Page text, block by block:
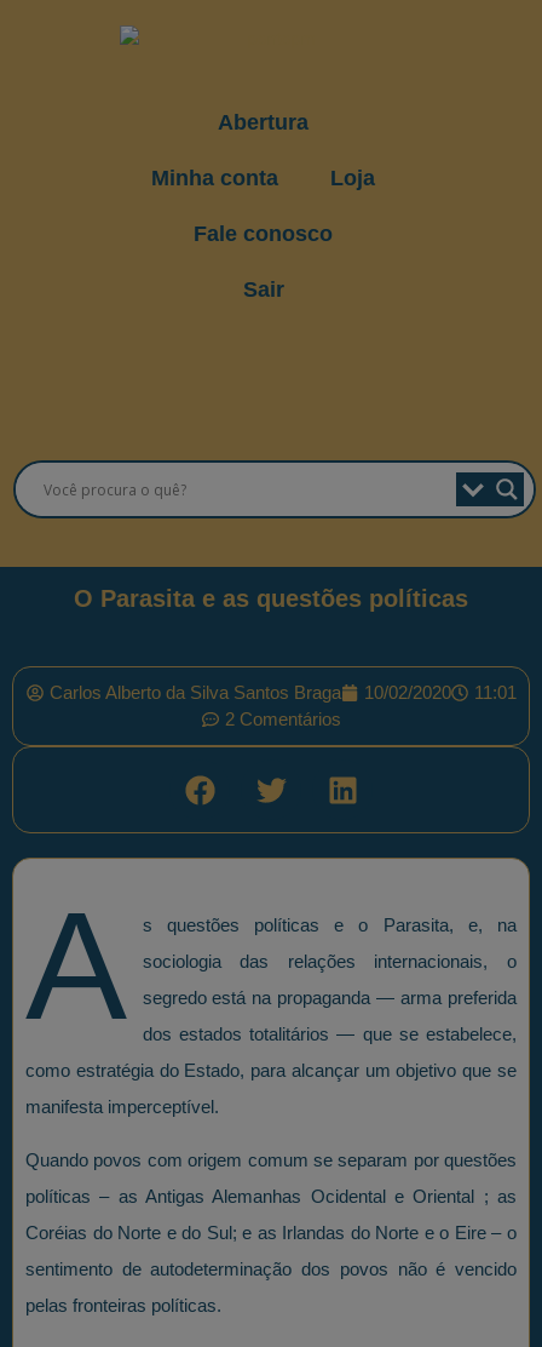
Abertura
Minha conta Loja
Fale conosco
Sair
O Parasita e as questões políticas
Carlos Alberto da Silva Santos Braga 10/02/2020
11:01
2 Comentários
A
s questões políticas e o Parasita, e, na
sociologia das relações internacionais, o
segredo está na propaganda — arma preferida
dos estados totalitários — que se estabelece,
como estratégia do Estado, para alcançar um objetivo que se
manifesta imperceptível.
Quando povos com origem comum se separam por questões
políticas – as Antigas Alemanhas Ocidental e Oriental ; as
Coréias do Norte e do Sul; e as Irlandas do Norte e o Eire – o
sentimento de autodeterminação dos povos não é vencido
pelas fronteiras políticas.